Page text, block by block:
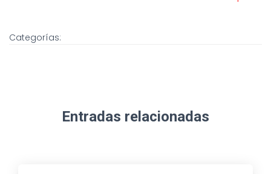
Categorías:
Entradas relacionadas